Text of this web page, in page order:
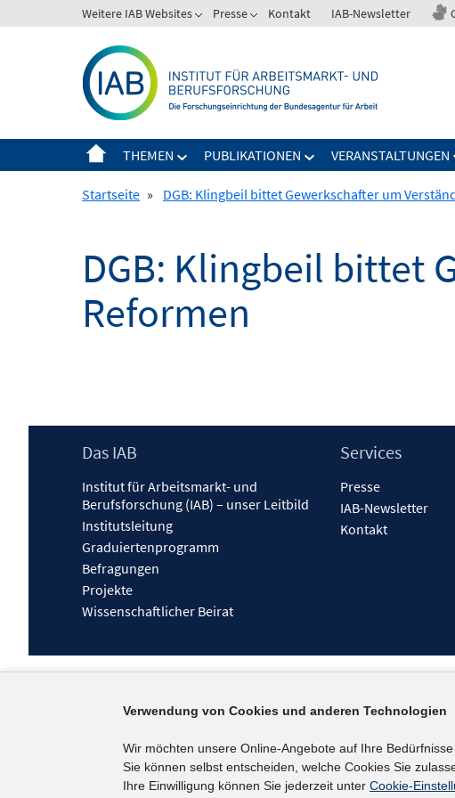
zum
Weitere IAB Websites Presse Kontakt IAB-Newsletter
THEMEN PUBLIKATIONEN VERANSTALTUNGEN
Startseite » DGB: Klingbeil bittet Gewerkschafter um
DGB: Klingbeil bittet
Reformen
Footer
Das IAB
Institut für Arbeitsmarkt- und
Berufsforschung (IAB) – unser Leitbild
Institutsleitung
Graduiertenprogramm
Befragungen
Projekte
Wissenschaftlicher Beirat
Services
Presse
IAB-Newsletter
Kontakt
Verwendung von Cookies und anderen Technologien
Wir möchten unsere Online-Angebote auf Ihre
Sie können selbst entscheiden, welche Cookies Sie
Ihre Einwilligung können Sie jederzeit unter Cookie-